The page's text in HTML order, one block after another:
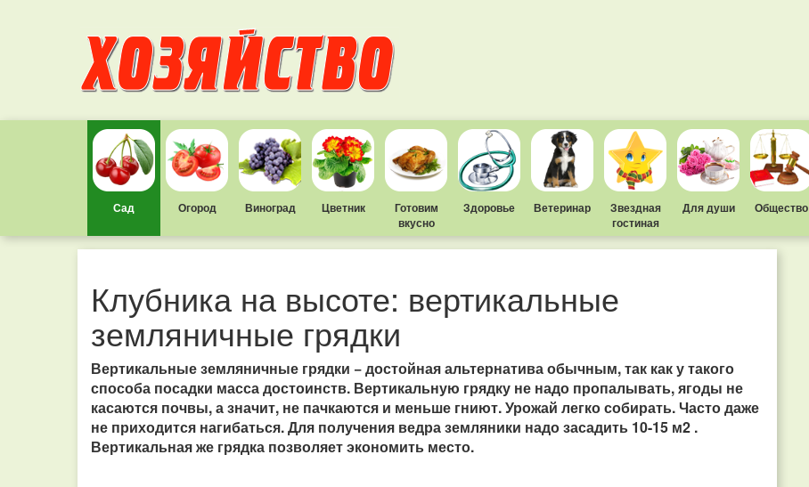
Сад Огород Виноград Цветник
Готовим
вкусно
Здоровье Ветеринар
Звездная
гостиная
Для души Общество
Клубника на высоте: вертикальные
земляничные грядки
Вертикальные земляничные грядки − достойная альтернатива обычным, так как у такого
способа посадки масса достоинств. Вертикальную грядку не надо пропалывать, ягоды не
касаются почвы, а значит, не пачкаются и меньше гниют. Урожай легко собирать. Часто даже
не приходится нагибаться. Для получения ведра земляники надо засадить 10-15 м2 .
Вертикальная же грядка позволяет экономить место.